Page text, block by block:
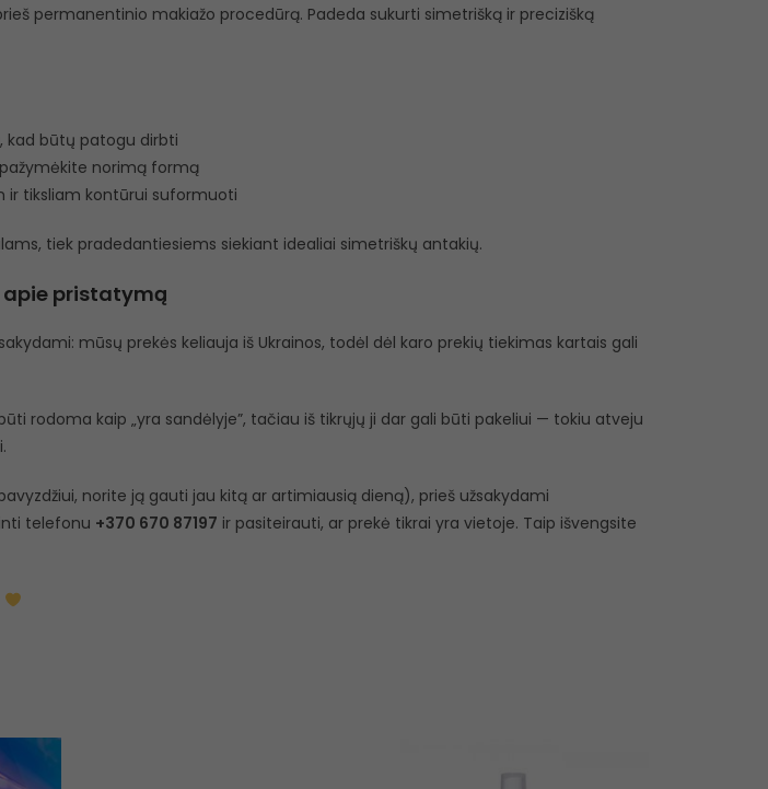
permanentinio makiažo procedūrą. Padeda sukurti simetrišką ir precizišką
kad būtų patogu dirbti
norimą formą
ir tiksliam kontūrui suformuoti
tiek pradedantiesiems siekiant idealiai simetriškų antakių.
pristatymą
mūsų prekės keliauja iš Ukrainos, todėl dėl karo prekių tiekimas kartais gali
rodoma kaip „yra sandėlyje”, tačiau iš tikrųjų ji dar gali būti pakeliui — tokiu atveju
norite ją gauti jau kitą ar artimiausią dieną), prieš užsakydami
telefonu +370 670 87197 ir pasiteirauti, ar prekė tikrai yra vietoje. Taip išvengsite